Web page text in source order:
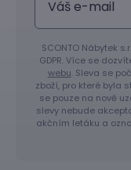
SCONTO Nábytek
GDPR. Více se
webu. Sleva se
zboží, pro které byla
se pouze na nově
slevy nebude
akčním letáku a